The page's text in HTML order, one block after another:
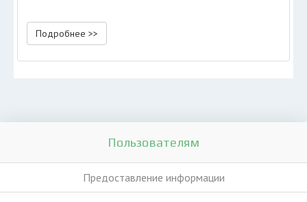
Подробнее >>
Пользователям
Предоставление информации